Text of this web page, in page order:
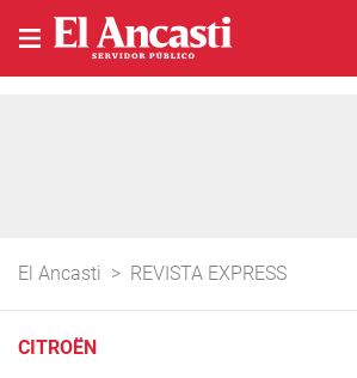
El Ancasti > REVISTA EXPRESS
CITROËN